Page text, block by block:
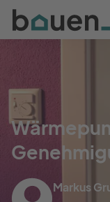
Bauen
Logo
Markus